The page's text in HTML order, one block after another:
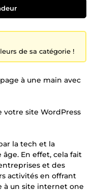
de sa catégorie !
à une main avec
votre site WordPress
la tech et la
En effet, cela fait
et des
activités en offrant
à un site internet one